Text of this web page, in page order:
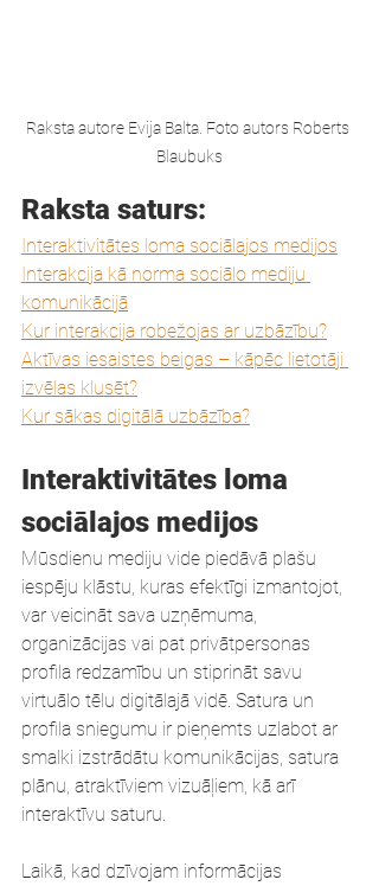
Raksta autore Evija Balta. Foto autors Roberts
Blaubuks
Raksta saturs:
Interaktivitātes loma sociālajos medijos
Interakcija kā norma sociālo mediju
komunikācijā
Kur interakcija robežojas ar uzbāzību?
Aktīvas iesaistes beigas – kāpēc lietotāji
izvēlas klusēt?
Kur sākas digitālā uzbāzība?
Interaktivitātes loma
sociālajos medijos
Mūsdienu mediju vide piedāvā plašu
iespēju klāstu, kuras efektīgi izmantojot,
var veicināt sava uzņēmuma,
organizācijas vai pat privātpersonas
profila redzamību un stiprināt savu
virtuālo tēlu digitālajā vidē. Satura un
profila sniegumu ir pieņemts uzlabot ar
smalki izstrādātu komunikācijas, satura
plānu, atraktīviem vizuāļiem, kā arī
interaktīvu saturu.
Laikā, kad dzīvojam informācijas